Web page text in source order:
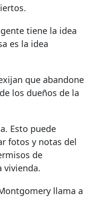
tiene la idea
es la idea
que abandone
los dueños de la
Esto puede
fotos y notas del
de
vivienda.
llama a